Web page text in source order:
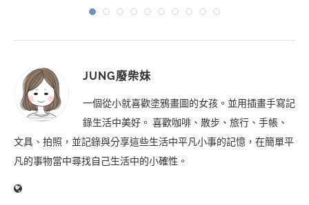
JUNG廢柴妹
一個從小就喜歡塗鴉畫圖的女孩。並用插畫手寫記
錄生活中美好。 喜歡咖啡、散步、旅行、手帳、
文具、拍照，並記錄與分享這些生活中平凡小事的記憶，在簡單平
凡的事物當中尋找自己生活中的小確性。